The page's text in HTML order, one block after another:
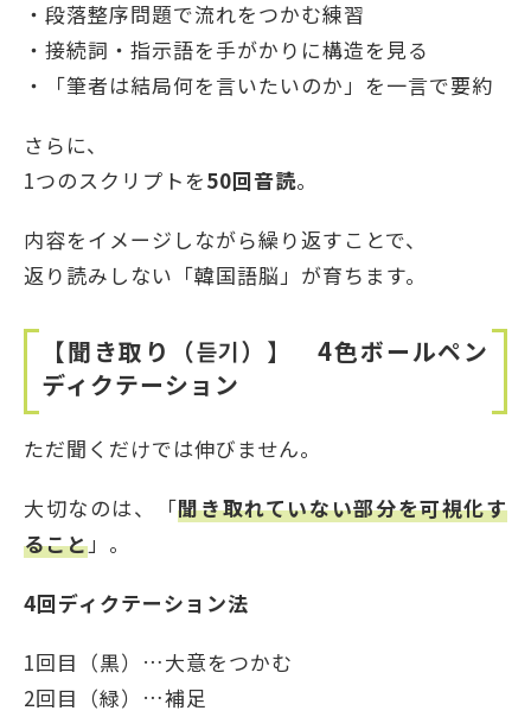
・段落整序問題で流れをつかむ練習
・接続詞・指示語を手がかりに構造を見る
・「筆者は結局何を言いたいのか」を一言で要約
さらに、
1つのスクリプトを50回音読。
内容をイメージしながら繰り返すことで、
返り読みしない「韓国語脳」が育ちます。
【聞き取り（듣기）】4色ボールペン
ディクテーション
ただ聞くだけでは伸びません。
大切なのは、「聞き取れていない部分を可視化す
ること」。
4回ディクテーション法
1回目（黒）…大意をつかむ
2回目（緑）…補足